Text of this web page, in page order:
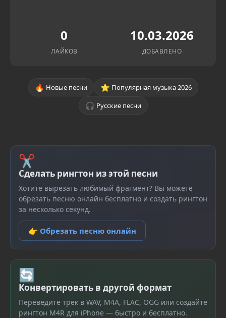
0
ЛАЙКОВ
10.03.2026
ДОБАВЛЕНО
🔥 Новые песни ⭐ Популярная музыка 2026
🎧 Русские песни
✂
Сделать рингтон из этой песни
Хотите вырезать любимый фрагмент? Вы можете
обрезать песню онлайн бесплатно и создать рингтон
за несколько секунд.
👉 Обрезать песню онлайн
🔄
Конвертировать в другой формат
Переведите трек в WAV, M4A, FLAC, OGG или создайте
рингтон M4R для iPhone — быстро и бесплатно.